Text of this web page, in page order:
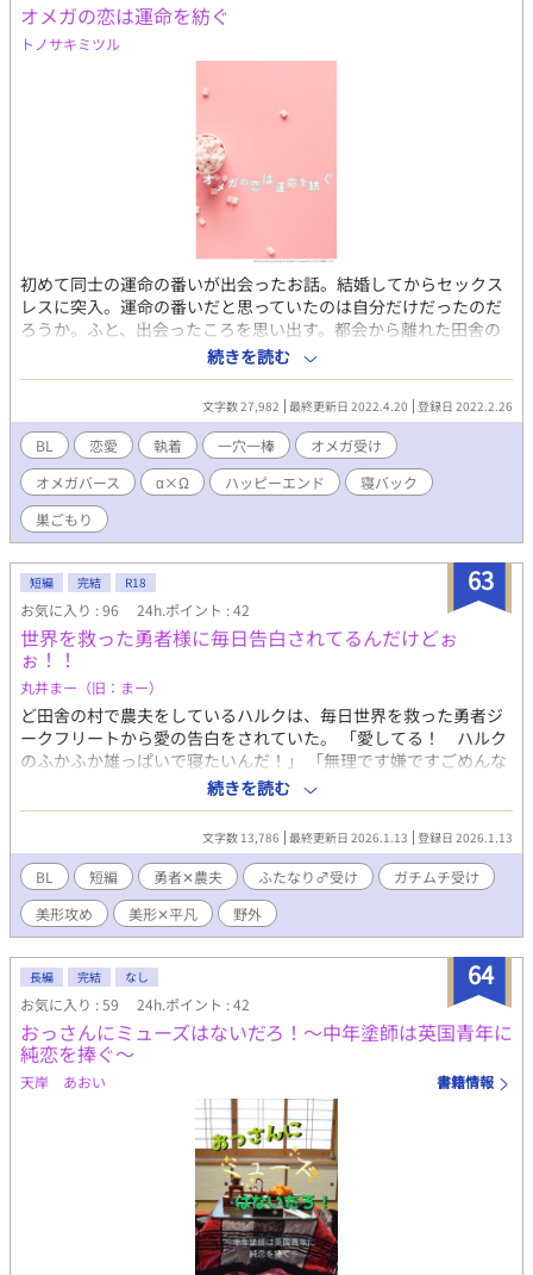
オメガの恋は運命を紡ぐ
トノサキミツル
初めて同士の運命の番いが出会ったお話。結婚してからセックス
レスに突入。運命の番いだと思っていたのは自分だけだったのだ
ろうか。ふと、出会ったころを思い出す。都会から離れた田舎の
大学に入学して、魂の番いである慶斗と出会う。バイト先に行っ
たり、授業中に背後から眺めたり、一方的に恋心を募らせてい
た。向こうから声をかけてきてくれ、次第に仲が深まる。このま
ま友達のままでいいかなと思った。しばらくして向こうから好き
だと告白された。学生同士だけど、家族から了承を得て、番いに
なった。結婚もした。けど、セックスレスだ。どうしてこうなっ
たんだろう。と悩んで仲直りするお話です。 仏頂面攻め×ちょっ
と抜けている受け ※ほんわかです。不倫とかありません ※2/28で
完結します。すでに完結済み
続きを読む
文字数 27,982 最終更新日 2022.4.20 登録日 2022.2.26
BL 恋愛 執着 一穴一棒
オメガ受け
オメガバース
α×Ω ハッピーエンド
寝バック
巣ごもり
63
短編 完結 R18
お気に入り : 96 24h.ポイント : 42
世界を救った勇者様に毎日告白されてるんだけどぉ
ぉ！！
丸井まー（旧：まー）
ど田舎の村で農夫をしているハルクは、毎日世界を救った勇者ジ
ークフリートから愛の告白をされていた。 「愛してる！ ハルク
のふかふか雄っぱいで寝たいんだ！」 「無理です嫌ですごめんな
さい」 「俺は諦めない！」 秘密がある農夫ハルクと勇者ジークフ
リートのゆるーい愛の攻防戦。 美形勇者✕平凡ガチムチふたなり
♂農夫。 ※ふたなり♂受けです！ ※ムーンライトノベルズさんで
も公開しております！
続きを読む
文字数 13,786 最終更新日 2026.1.13 登録日 2026.1.13
BL 短編 勇者✕農夫 ふたなり♂受け
ガチムチ受け
美形攻め
美形✕平凡 野外
64
長編 完結 なし
お気に入り : 59 24h.ポイント : 42
おっさんにミューズはないだろ！～中年塗師は英国青年に
純恋を捧ぐ～
天岸 あおい 書籍情報